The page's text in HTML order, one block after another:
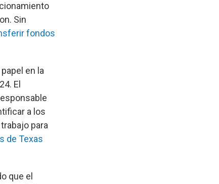
Sin
fondos
en la
El
a los
para
de Texas
que el